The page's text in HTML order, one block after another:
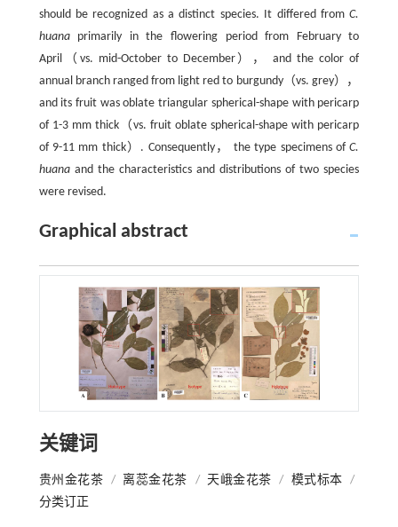
should be recognized as a distinct species. It differed fromC.
huanaprimarily in the flowering period from February to
April（vs. mid-October to December）， and the color of
annual branch ranged from light red to burgundy（vs. grey），
and its fruit was oblate triangular spherical-shape with pericarp
of 1-3 mm thick（vs. fruit oblate spherical-shape with pericarp
of 9-11 mm thick）. Consequently， the type specimens ofC.
huanaand the characteristics and distributions of two species
were revised.
Graphical abstract
关键词
贵州金花茶 / 离蕊金花茶 / 天峨金花茶 / 模式标本
/
分类订正